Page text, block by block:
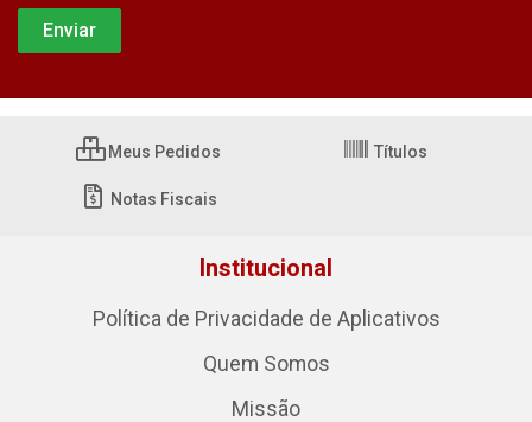
Meus Pedidos Títulos
Notas Fiscais
Institucional
Política de Privacidade de Aplicativos
Quem Somos
Missão